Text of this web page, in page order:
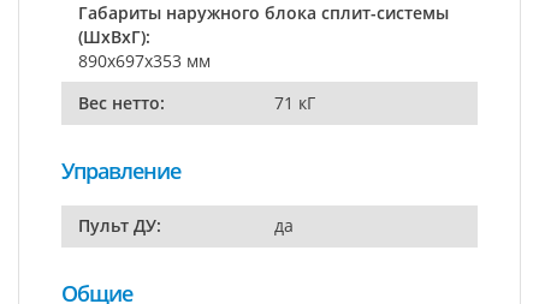
Габариты наружного блока сплит-системы
(ШxВxГ):
890x697x353 мм
Вес нетто:
71 кГ
Управление
Пульт ДУ: да
Общие